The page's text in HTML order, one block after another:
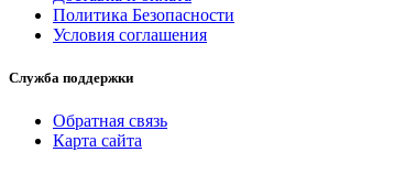
Политика Безопасности
Условия соглашения
Служба поддержки
Обратная связь
Карта сайта